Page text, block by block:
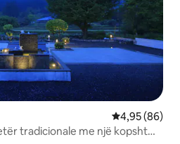
Vlerësimi
4,95 (86)
tradicionale me një kopsht